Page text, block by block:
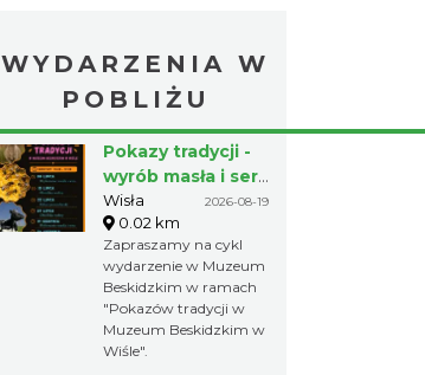
WYDARZENIA W
POBLIŻU
Pokazy tradycji -
wyrób masła i sera
w Muzeum
Beskidzkim
Wisła 2026-08-19
0.02 km
Zapraszamy na cykl
wydarzenie w Muzeum
Beskidzkim w ramach
"Pokazów tradycji w
Muzeum Beskidzkim w
Wiśle".